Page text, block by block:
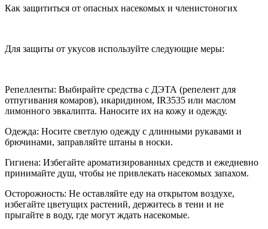
Как защититься от опасных насекомых и членистоногих
Для защиты от укусов используйте следующие меры:
Репелленты: Выбирайте средства с ДЭТА (репелент для
отпугивания комаров), икаридином, IR3535 или маслом
лимонного эвкалипта. Наносите их на кожу и одежду.
Одежда: Носите светлую одежду с длинными рукавами и
брючинами, заправляйте штаны в носки.
Гигиена: Избегайте ароматизированных средств и ежедневно
принимайте душ, чтобы не привлекать насекомых запахом.
Осторожность: Не оставляйте еду на открытом воздухе,
избегайте цветущих растений, держитесь в тени и не
прыгайте в воду, где могут ждать насекомые.